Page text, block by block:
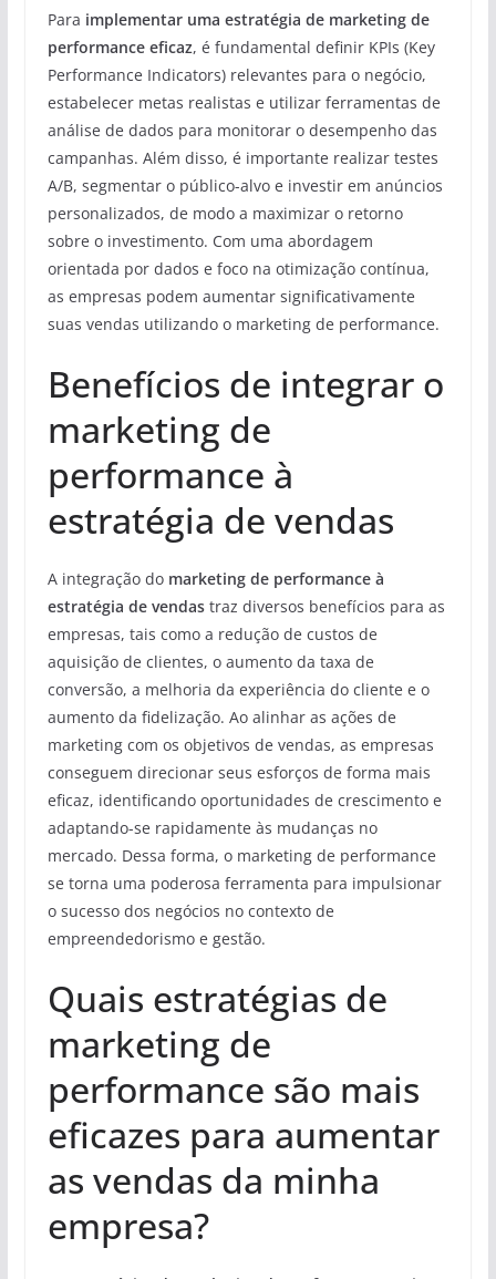
Para implementar uma estratégia de marketing de
performance eficaz, é fundamental definir KPIs (Key
Performance Indicators) relevantes para o negócio,
estabelecer metas realistas e utilizar ferramentas de
análise de dados para monitorar o desempenho das
campanhas. Além disso, é importante realizar testes
A/B, segmentar o público-alvo e investir em anúncios
personalizados, de modo a maximizar o retorno
sobre o investimento. Com uma abordagem
orientada por dados e foco na otimização contínua,
as empresas podem aumentar significativamente
suas vendas utilizando o marketing de performance.
Benefícios de integrar o
marketing de
performance à
estratégia de vendas
A integração do marketing de performance à
estratégia de vendastraz diversos benefícios para as
empresas, tais como a redução de custos de
aquisição de clientes, o aumento da taxa de
conversão, a melhoria da experiência do cliente e o
aumento da fidelização. Ao alinhar as ações de
marketing com os objetivos de vendas, as empresas
conseguem direcionar seus esforços de forma mais
eficaz, identificando oportunidades de crescimento e
adaptando-se rapidamente às mudanças no
mercado. Dessa forma, o marketing de performance
se torna uma poderosa ferramenta para impulsionar
o sucesso dos negócios no contexto de
empreendedorismo e gestão.
Quais estratégias de
marketing de
performance são mais
eficazes para aumentar
as vendas da minha
empresa?